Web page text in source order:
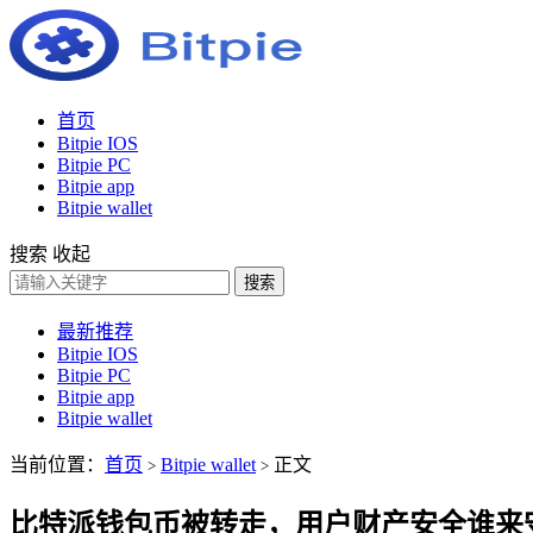
首页
Bitpie IOS
Bitpie PC
Bitpie app
Bitpie wallet
搜索 收起
搜索
最新推荐
Bitpie IOS
Bitpie PC
Bitpie app
Bitpie wallet
当前位置： 首页 > Bitpie wallet > 正文
比特派钱包币被转走，用户财产安全谁来